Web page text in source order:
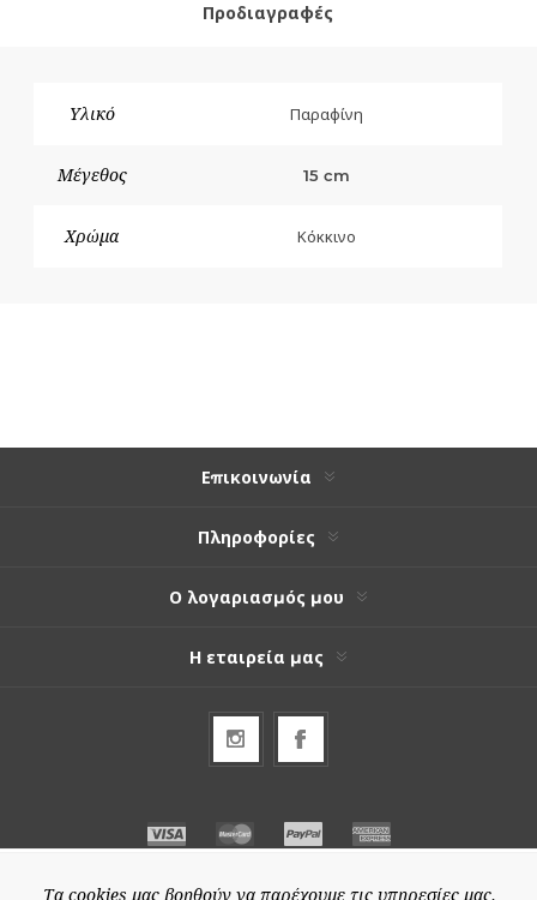
Προδιαγραφές
Υλικό Παραφίνη
Μέγεθος 15 cm
Χρώμα Κόκκινο
Επικοινωνία
Πληροφορίες
Ο λογαριασμός μου
Η εταιρεία μας
Τα cookies μας βοηθούν να παρέχουμε τις υπηρεσίες μας.